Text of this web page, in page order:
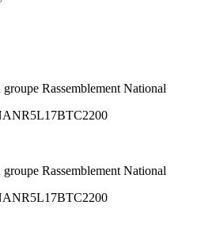
Rassemblement National
Rassemblement National